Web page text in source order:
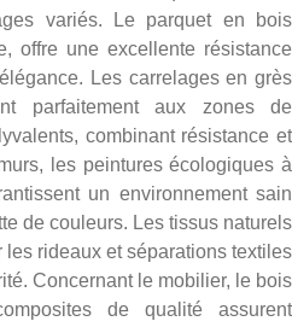
variés. Le parquet en bois
offre une excellente résistance
Les carrelages en grès
parfaitement aux zones de
combinant résistance et
les peintures écologiques à
un environnement sain
de couleurs. Les tissus naturels
rideaux et séparations textiles
Concernant le mobilier, le bois
de qualité assurent